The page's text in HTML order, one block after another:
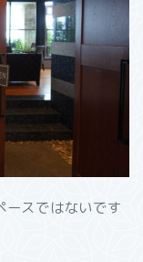
ースではないです